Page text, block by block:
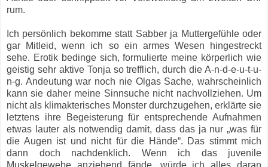
rum.
Ich persönlich bekomme statt Sabber ja Muttergefühle oder
gar Mitleid, wenn ich so ein armes Wesen hingestreckt
sehe. Erotik bedinge sich, formulierte meine körperlich wie
geistig sehr aktive Tonja so trefflich, durch die A-n-d-e-u-t-u-
n-g. Andeutung war noch nie Olgas Sache, wahrscheinlich
kann sie daher meine Sinnsuche nicht nachvollziehen. Um
nicht als klimakterisches Monster durchzugehen, erklärte sie
letztens ihre Begeisterung für entsprechende Aufnahmen
etwas lauter als notwendig damit, dass das ja nur „was für
die Augen ist und nicht für die Hände“. Das stimmt mich
dann doch nachdenklich. Wenn ich das juvenile
Muskelgewebe anziehend fände, würde ich alles daran